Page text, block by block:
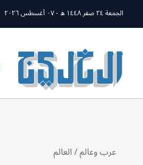
الجمعة ٢٤ صفر ١٤٤٨ ه - ٠٧ أغسطس ٢٠٢٦
عرب وعالم/العالم